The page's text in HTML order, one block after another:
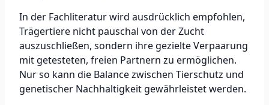
In der Fachliteratur wird ausdrücklich empfohlen,
Trägertiere nicht pauschal von der Zucht
auszuschließen, sondern ihre gezielte Verpaarung
mit getesteten, freien Partnern zu ermöglichen.
Nur so kann die Balance zwischen Tierschutz und
genetischer Nachhaltigkeit gewährleistet werden.